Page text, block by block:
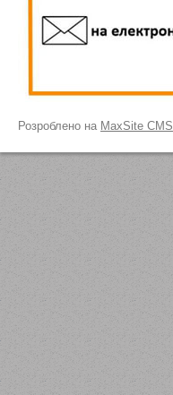
Розроблено на MaxSite CMS